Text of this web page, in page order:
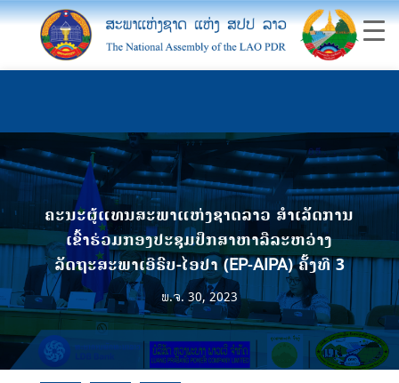
ຄະນະຜູ້ແທນສະພາແຫ່ງຊາດລາວ ສຳເລັດການ
ເຂົ້າຮ່ວມກອງປະຊຸມປຶກສາຫາລືລະຫວ່າງ
ລັດຖະສະພາເອີຣົບ-ໄອປາ (EP-AIPA) ຄັ້ງທີ 3
ພ.ຈ. 30, 2023